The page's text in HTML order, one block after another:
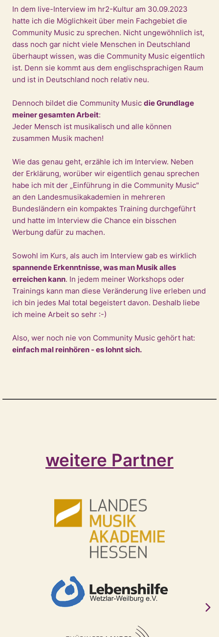
In dem live-Interview im hr2-Kultur am 30.09.2023
hatte ich die Möglichkeit über mein Fachgebiet die
Community Music zu sprechen. Nicht ungewöhnlich ist,
dass noch gar nicht viele Menschen in Deutschland
überhaupt wissen, was die Community Music eigentlich
ist. Denn sie kommt aus dem englischsprachigen Raum
und ist in Deutschland noch relativ neu.
Dennoch bildet die Community Music die Grundlage
meiner gesamten Arbeit:
Jeder Mensch ist musikalisch und alle können
zusammen Musik machen!
Wie das genau geht, erzähle ich im Interview. Neben
der Erklärung, worüber wir eigentlich genau sprechen
habe ich mit der „Einführung in die Community Music"
an den Landesmusikakademien in mehreren
Bundesländern ein kompaktes Training durchgeführt
und hatte im Interview die Chance ein bisschen
Werbung dafür zu machen.
Sowohl im Kurs, als auch im Interview gab es wirklich
spannende Erkenntnisse, was man Musik alles
erreichen kann. In jedem meiner Workshops oder
Trainings kann man diese Veränderung live erleben und
ich bin jedes Mal total begeistert davon. Deshalb liebe
ich meine Arbeit so sehr :-)
Also, wer noch nie von Community Music gehört hat:
einfach mal reinhören - es lohnt sich.
weitere Partner